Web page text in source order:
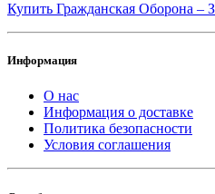
Купить Гражданская Оборона ‎–
Информация
О нас
Информация о доставке
Политика безопасности
Условия соглашения